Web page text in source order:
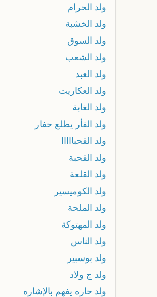
ولد الحرام
ولد الخشبة
ولد السوق
ولد الشعب
ولد العبد
ولد العكاريت
ولد الغابة
ولد الفأر يطلع حفار
ولد القحبااااا
ولد القحبة
ولد القلعة
ولد الكوميسير
ولد الملحة
ولد المهتوكة
ولد الناس
ولد بوسبير
ولد ج ولاد
ولد حاره يفهم بالإشاره